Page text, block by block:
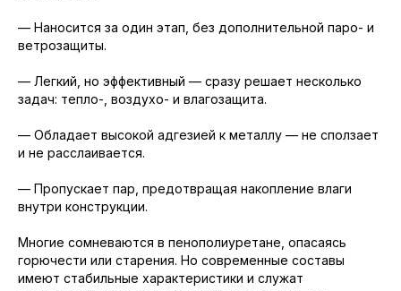
— Наносится за один этап, без дополнительной паро- и
ветрозащиты.
— Легкий, но эффективный — сразу решает несколько
задач: тепло-, воздухо- и влагозащита.
— Обладает высокой адгезией к металлу — не сползает
и не расслаивается.
— Пропускает пар, предотвращая накопление влаги
внутри конструкции.
Многие сомневаются в пенополиуретане, опасаясь
горючести или старения. Но современные составы
имеют стабильные характеристики и служат